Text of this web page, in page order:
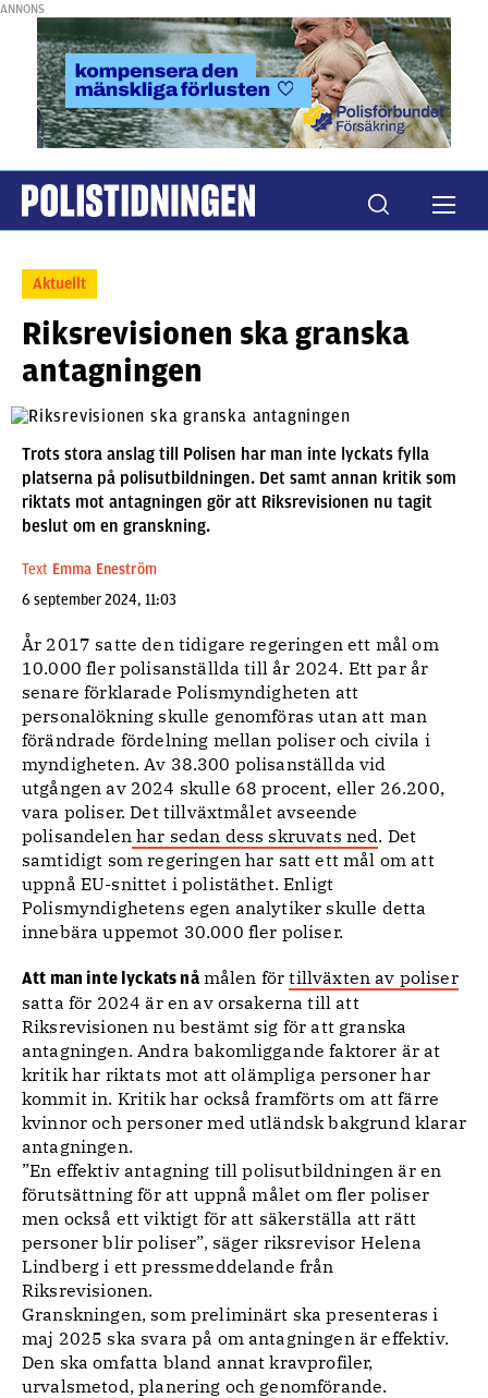
ANNONS
Aktuellt
Riksrevisionen ska granska
antagningen
Trots stora anslag till Polisen har man inte lyckats fylla
platserna på polisutbildningen. Det samt annan kritik som
riktats mot antagningen gör att Riksrevisionen nu tagit
beslut om en granskning.
Text Emma Eneström
6 september 2024, 11:03
År 2017 satte den tidigare regeringen ett mål om
10.000 fler polisanställda till år 2024. Ett par år
senare förklarade Polismyndigheten att
personalökning skulle genomföras utan att man
förändrade fördelning mellan poliser och civila i
myndigheten. Av 38.300 polisanställda vid
utgången av 2024 skulle 68 procent, eller 26.200,
vara poliser. Det tillväxtmålet avseende
polisandelen har sedan dess skruvats ned. Det
samtidigt som regeringen har satt ett mål om att
uppnå EU-snittet i polistäthet. Enligt
Polismyndighetens egen analytiker skulle detta
innebära uppemot 30.000 fler poliser.
Att man inte lyckats nåmålen förtillväxten av poliser
satta för 2024 är en av orsakerna till att
Riksrevisionen nu bestämt sig för att granska
antagningen. Andra bakomliggande faktorer är at
kritik har riktats mot att olämpliga personer har
kommit in. Kritik har också framförts om att färre
kvinnor och personer med utländsk bakgrund klarar
antagningen.
”En effektiv antagning till polisutbildningen är en
förutsättning för att uppnå målet om fler poliser
men också ett viktigt för att säkerställa att rätt
personer blir poliser”, säger riksrevisor Helena
Lindberg i ett pressmeddelande från
Riksrevisionen.
Granskningen, som preliminärt ska presenteras i
maj 2025 ska svara på om antagningen är effektiv.
Den ska omfatta bland annat kravprofiler,
urvalsmetod, planering och genomförande.